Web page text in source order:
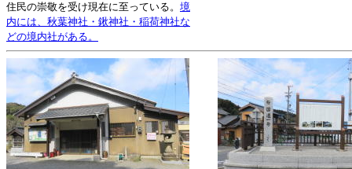
住民の崇敬を受け現在に至っている。 境
内には、秋葉神社・鍬神社・稲荷神社な
どの境内社がある。